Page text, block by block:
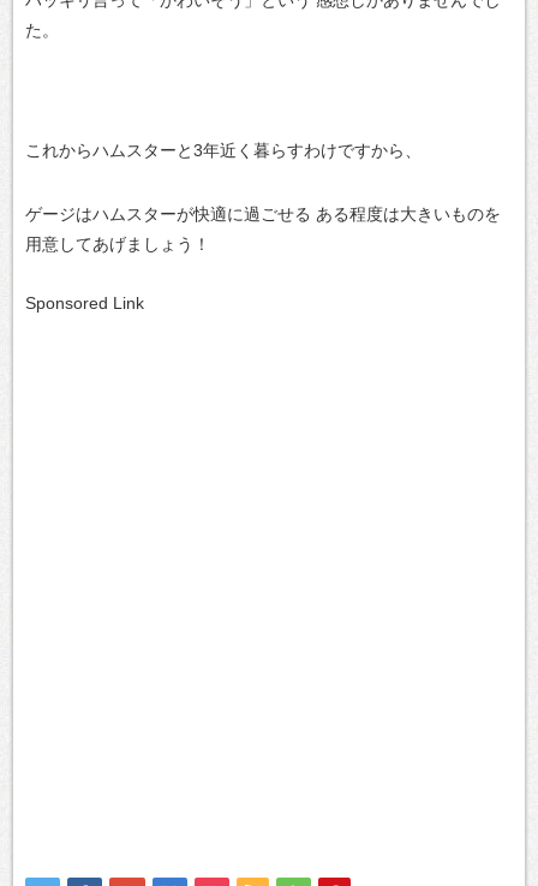
た。
これからハムスターと3年近く暮らすわけですから、
ゲージはハムスターが快適に過ごせる ある程度は大きいものを
用意してあげましょう！
Sponsored Link